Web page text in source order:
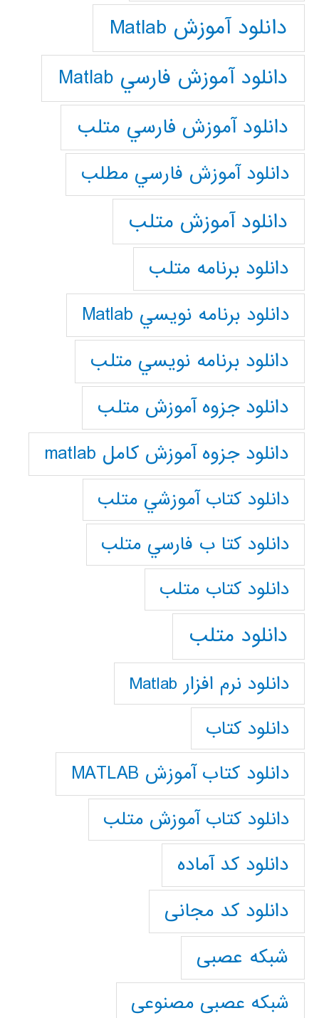
دانلود آموزش Matlab
دانلود آموزش فارسي Matlab
دانلود آموزش فارسي متلب
دانلود آموزش فارسي مطلب
دانلود آموزش متلب
دانلود برنامه متلب
دانلود برنامه نويسي Matlab
دانلود برنامه نويسي متلب
دانلود جزوه آموزش متلب
دانلود جزوه آموزش کامل matlab
دانلود كتاب آموزشي متلب
دانلود كتا ب فارسي متلب
دانلود كتاب متلب
دانلود متلب
دانلود نرم افزار Matlab
دانلود کتاب
دانلود کتاب آموزش MATLAB
دانلود کتاب آموزش متلب
دانلود کد آماده
دانلود کد مجانی
شبکه عصبی
شبکه عصبی مصنوعی